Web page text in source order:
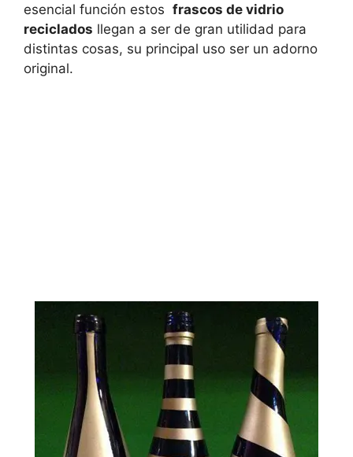
esencial función estos frascos de vidrio
reciclados llegan a ser de gran utilidad para
distintas cosas, su principal uso ser un adorno
original.